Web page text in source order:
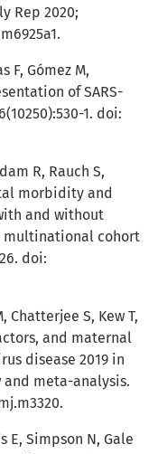
Rep 2020;
F, Gómez M,
of SARS-
1. doi:
R, Rauch S,
morbidity and
and without
multinational cohort
doi:
Chatterjee S, Kew T,
and maternal
disease 2019 in
meta-analysis.
E, Simpson N, Gale